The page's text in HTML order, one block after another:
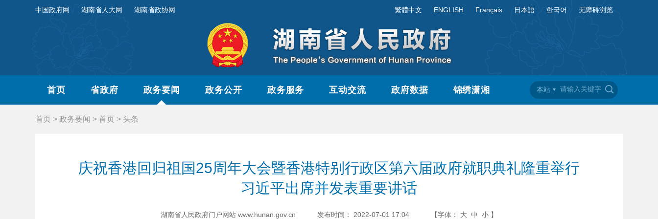
中国政府网 湖南省人大网 湖南省政协网 繁體中文 ENGLISH Français 日本語 한국어 无障碍浏览
首页 省政府 政务要闻 政务公开 政务服务 互动交流 政府数据 锦绣潇湘 本站
首页 > 政务要闻 > 首页 > 头条
庆祝香港回归祖国25周年大会暨香港特别行政区第六届政府就职典礼隆重举行
习近平出席并发表重要讲话
湖南省人民政府门户网站 www.hunan.gov.cn 发布时间： 2022-07-01 17:04 【字体： 大 中 小 】